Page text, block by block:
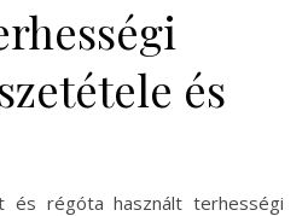
és
régóta használt terhességi